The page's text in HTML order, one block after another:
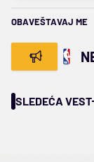
OBAVEŠTAVAJ ME
SLEDEĆA VEST